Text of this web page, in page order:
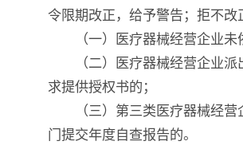
令限期改正，给予警告；拒不
（一）医疗器械经营企业未
（二）医疗器械经营企业派
求提供授权书的；
（三）第三类医疗器械经营
门提交年度自查报告的。